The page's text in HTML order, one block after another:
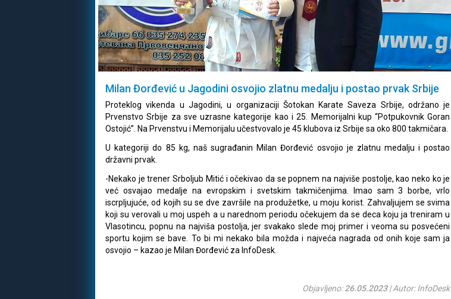
Milan Đorđević u Jagodini osvojio zlatnu medalju i postao prvak Srbije
Proteklog vikenda u Jagodini, u organizaciji Šotokan Karate Saveza Srbije, održano je
Prvenstvo Srbije za sve uzrasne kategorije kao i 25. Memorijalni kup “Potpukovnik Goran
Ostojić”. Na Prvenstvu i Memorijalu učestvovalo je 45 klubova iz Srbije sa oko 800 takmičara.
U kategoriji do 85 kg, naš sugrađanin Milan Đorđević osvojio je zlatnu medalju i postao
državni prvak.
-Nekako je trener Srboljub Mitić i očekivao da se popnem na najviše postolje, kao neko ko je
već osvajao medalje na evropskim i svetskim takmičenjima. Imao sam 3 borbe, vrlo
iscrpljujuće, od kojih su se dve završile na produžetke, u moju korist. Zahvaljujem se svima
koji su verovali u moj uspeh a u narednom periodu očekujem da se deca koju ja treniram u
Vlasotincu, popnu na najviša postolja, jer svakako slede moj primer i veoma su posvećeni
sportu kojim se bave. To bi mi nekako bila možda i najveća nagrada od onih koje sam ja
osvojio – kazao je Milan Đorđević za InfoDesk.
Objavljeno:26.05.2023| Autor: InfoDesk